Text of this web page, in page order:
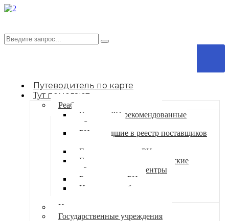
Путеводитель по карте
Тут помогают
Реабилитационные центры
Частные РЦ рекомендованные
сообществом
РЦ вошедшие в реестр поставщиков
Государственные РЦ
Государственные медицинские
реабилитационные центры
Религиозные РЦ
Центры по работе с
Некоммерческие организации
Государственные учреждения